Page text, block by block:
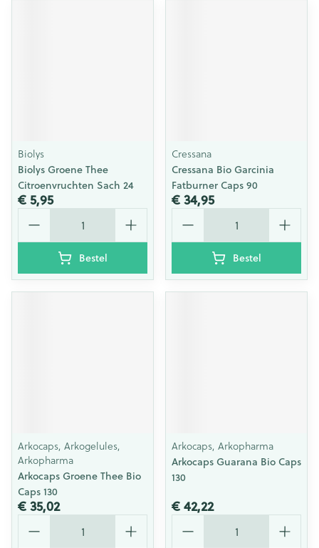
Biolys
Biolys Groene Thee
Citroenvruchten Sach 24
€ 5,95
Aantal
Bestel
Cressana
Cressana Bio Garcinia
Fatburner Caps 90
€ 34,95
Aantal
Bestel
Arkocaps, Arkogelules,
Arkopharma
Arkocaps Groene Thee Bio
Caps 130
€ 35,02
Aantal
Arkocaps, Arkopharma
Arkocaps Guarana Bio Caps
130
€ 42,22
Aantal